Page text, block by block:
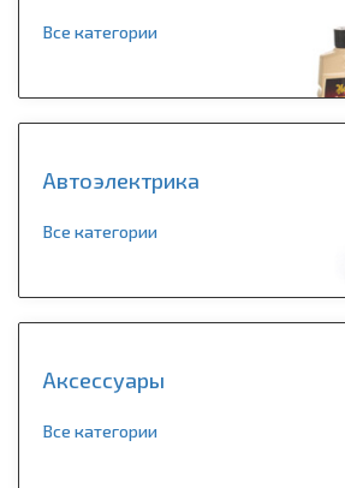
Все категории
Автоэлектрика
Все категории
Аксессуары
Все категории